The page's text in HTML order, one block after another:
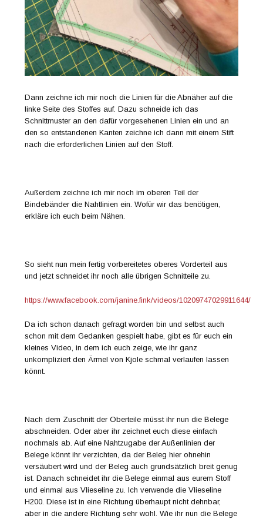
Dann zeichne ich mir noch die Linien für die Abnäher auf die
linke Seite des Stoffes auf. Dazu schneide ich das
Schnittmuster an den dafür vorgesehenen Linien ein und an
den so entstandenen Kanten zeichne ich dann mit einem Stift
nach die erforderlichen Linien auf den Stoff.
Außerdem zeichne ich mir noch im oberen Teil der
Bindebänder die Nahtlinien ein. Wofür wir das benötigen,
erkläre ich euch beim Nähen.
So sieht nun mein fertig vorbereitetes oberes Vorderteil aus
und jetzt schneidet ihr noch alle übrigen Schnitteile zu.
https://www.facebook.com/janine.fink/videos/10209747029911644/
Da ich schon danach gefragt worden bin und selbst auch
schon mit dem Gedanken gespielt habe, gibt es für euch ein
kleines Video, in dem ich euch zeige, wie ihr ganz
unkompliziert den Ärmel von Kjole schmal verlaufen lassen
könnt.
Nach dem Zuschnitt der Oberteile müsst ihr nun die Belege
abschneiden. Oder aber ihr zeichnet euch diese einfach
nochmals ab. Auf eine Nahtzugabe der Außenlinien der
Belege könnt ihr verzichten, da der Beleg hier ohnehin
versäubert wird und der Beleg auch grundsätzlich breit genug
ist. Danach schneidet ihr die Belege einmal aus eurem Stoff
und einmal aus Vlieseline zu. Ich verwende die Vlieseline
H200. Diese ist in eine Richtung überhaupt nicht dehnbar,
aber in die andere Richtung sehr wohl. Wie ihr nun die Belege